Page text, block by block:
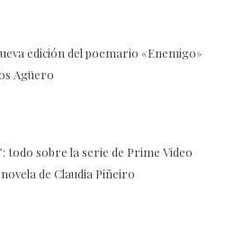
edición del poemario «Enemigo»
Agüero
todo sobre la serie de Prime Video
de Claudia Piñeiro